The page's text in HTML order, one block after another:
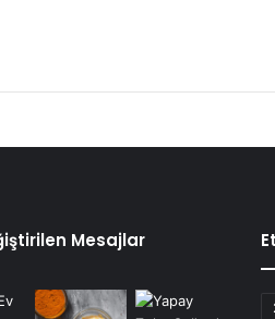
Mesajlar